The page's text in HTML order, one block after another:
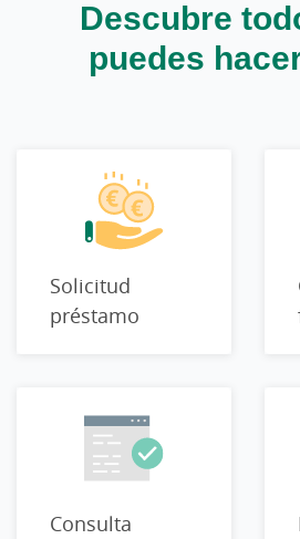
Descubre
puedes
Solicitud
préstamo
Consulta